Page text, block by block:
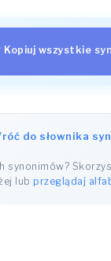
Kopiuj wszystkie
do słownika
synonimów?
lubprzeglądaj